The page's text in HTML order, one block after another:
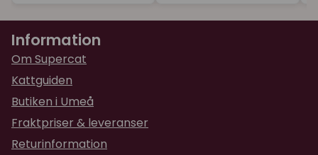
Information
Om Supercat
Kattguiden
Butiken i Umeå
Fraktpriser & leveranser
Returinformation